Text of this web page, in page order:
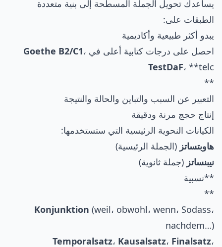
يساعدك تحويل الجملة المسطحة إلى بنية متعددة
الطبقات على:
يبدو أكثر طبيعية وأكاديمية
احصل على درجات كتابية أعلى في Goethe B2/C1،
TestDaF، **telc
**
التعبير عن السبب والتباين والحالة والنتيجة
إنتاج حجج مرنة ودقيقة
الكيانات النحوية الرئيسية التي ستستخدمها:
هاوبتساتز (الجملة الرئيسية)
نيبنساتز (جملة ثانوية)
**نسبية
**
Konjunktion (weil، obwohl، wenn، Sodass،
nachdem…)
Temporalsatz، Kausalsatz، Finalsatz،